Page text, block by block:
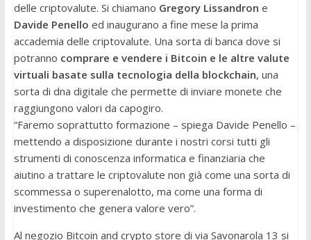
delle criptovalute. Si chiamano Gregory Lissandron e
Davide Penello ed inaugurano a fine mese la prima
accademia delle criptovalute. Una sorta di banca dove si
potranno comprare e vendere i Bitcoin e le altre valute
virtuali basate sulla tecnologia della blockchain, una
sorta di dna digitale che permette di inviare monete che
raggiungono valori da capogiro.
“Faremo soprattutto formazione – spiega Davide Penello –
mettendo a disposizione durante i nostri corsi tutti gli
strumenti di conoscenza informatica e finanziaria che
aiutino a trattare le criptovalute non già come una sorta di
scommessa o superenalotto, ma come una forma di
investimento che genera valore vero”.
Al negozio Bitcoin and crypto store di via Savonarola 13 si